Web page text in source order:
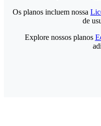
Os planos incluem nossa
de
Explore nossos planos